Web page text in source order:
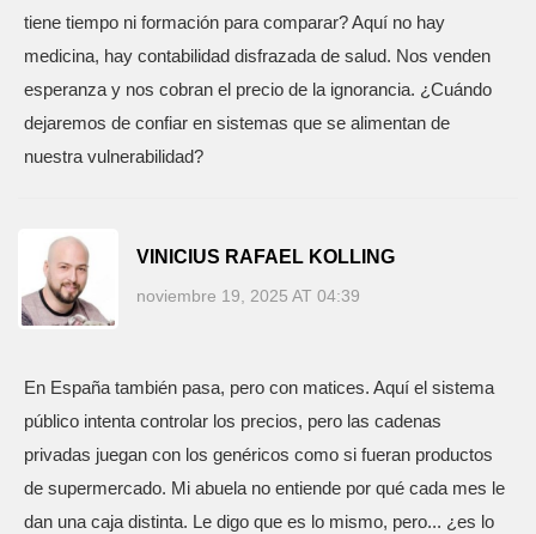
tiene tiempo ni formación para comparar? Aquí no hay
medicina, hay contabilidad disfrazada de salud. Nos venden
esperanza y nos cobran el precio de la ignorancia. ¿Cuándo
dejaremos de confiar en sistemas que se alimentan de
nuestra vulnerabilidad?
VINICIUS RAFAEL KOLLING
noviembre 19, 2025 AT 04:39
En España también pasa, pero con matices. Aquí el sistema
público intenta controlar los precios, pero las cadenas
privadas juegan con los genéricos como si fueran productos
de supermercado. Mi abuela no entiende por qué cada mes le
dan una caja distinta. Le digo que es lo mismo, pero... ¿es lo